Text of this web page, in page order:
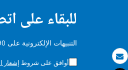
بريد الكتروني
للبقاء على
التنبيهات الإلكترونية على Project P004690
أوافق على شروط إشعار